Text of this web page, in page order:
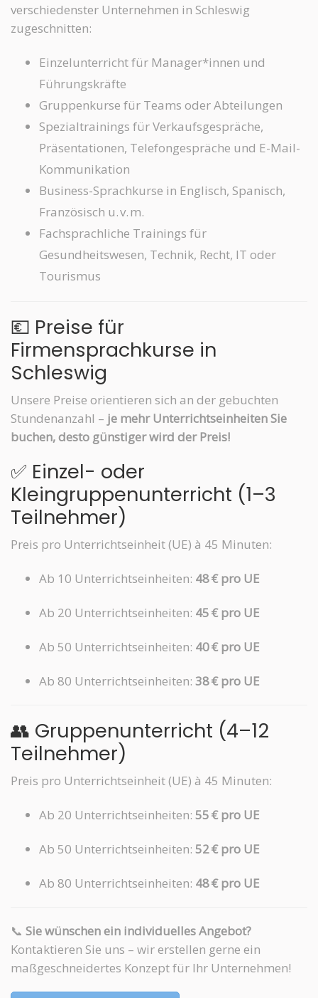
verschiedenster Unternehmen in Schleswig
zugeschnitten:
Einzelunterricht für Manager*innen und
Führungskräfte
Gruppenkurse für Teams oder Abteilungen
Spezialtrainings für Verkaufsgespräche,
Präsentationen, Telefongespräche und E-Mail-
Kommunikation
Business-Sprachkurse in Englisch, Spanisch,
Französisch u. v. m.
Fachsprachliche Trainings für
Gesundheitswesen, Technik, Recht, IT oder
Tourismus
💶 Preise für
Firmensprachkurse in
Schleswig
Unsere Preise orientieren sich an der gebuchten
Stundenanzahl – je mehr Unterrichtseinheiten Sie
buchen, desto günstiger wird der Preis!
✅ Einzel- oder
Kleingruppenunterricht (1–3
Teilnehmer)
Preis pro Unterrichtseinheit (UE) à 45 Minuten:
Ab 10 Unterrichtseinheiten: 48 € pro UE
Ab 20 Unterrichtseinheiten: 45 € pro UE
Ab 50 Unterrichtseinheiten: 40 € pro UE
Ab 80 Unterrichtseinheiten: 38 € pro UE
👥 Gruppenunterricht (4–12
Teilnehmer)
Preis pro Unterrichtseinheit (UE) à 45 Minuten:
Ab 20 Unterrichtseinheiten: 55 € pro UE
Ab 50 Unterrichtseinheiten: 52 € pro UE
Ab 80 Unterrichtseinheiten: 48 € pro UE
📞 Sie wünschen ein individuelles Angebot?
Kontaktieren Sie uns – wir erstellen gerne ein
maßgeschneidertes Konzept für Ihr Unternehmen!